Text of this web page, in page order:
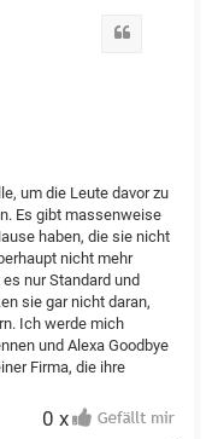
um die Leute davor zu
Es gibt massenweise
haben, die sie nicht
nicht mehr
nur Standard und
sie gar nicht daran,
Ich werde mich
und Alexa Goodbye
Firma, die ihre
0 x